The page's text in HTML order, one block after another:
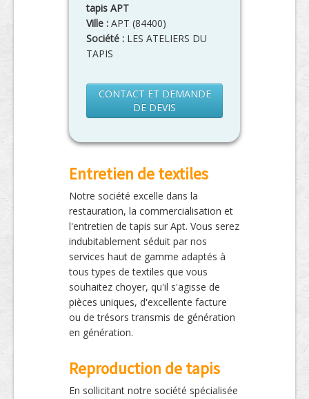
tapis APT
Ville : APT (84400)
Société : LES ATELIERS DU
TAPIS
CONTACT ET DEMANDE
DE DEVIS
Entretien de textiles
Notre société excelle dans la
restauration, la commercialisation et
l'entretien de tapis sur Apt. Vous serez
indubitablement séduit par nos
services haut de gamme adaptés à
tous types de textiles que vous
souhaitez choyer, qu'il s'agisse de
pièces uniques, d'excellente facture
ou de trésors transmis de génération
en génération.
Reproduction de tapis
En sollicitant notre société spécialisée